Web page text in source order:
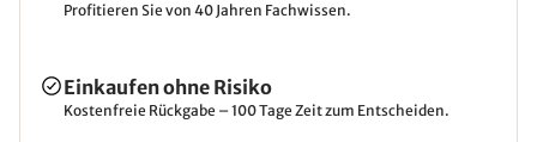
Profitieren Sie von 40 Jahren Fachwissen.
Einkaufen ohne Risiko
Kostenfreie Rückgabe – 100 Tage Zeit zum Entscheiden.